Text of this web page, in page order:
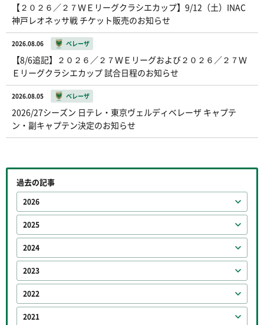
【２０２６／２７ＷＥリーグクラシエカップ】9/12（土）INAC
神戸レオネッサ戦 チケット販売のお知らせ
2026.08.06 ベレーザ
【8/6追記】２０２６／２７ＷＥリーグおよび２０２６／２７Ｗ
Ｅリーグクラシエカップ 試合日程のお知らせ
2026.08.05 ベレーザ
2026/27シーズン 日テレ・東京ヴェルディベレーザ キャプテ
ン・副キャプテン決定のお知らせ
過去の記事
2026
2025
2024
2023
2022
2021